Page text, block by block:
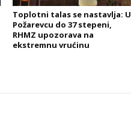
Toplotni talas se nastavlja: U
Požarevcu do 37 stepeni,
RHMZ upozorava na
ekstremnu vrućinu